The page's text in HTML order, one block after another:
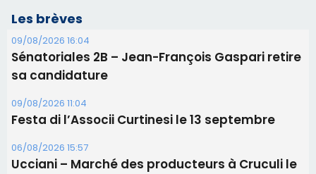
06/08/2026 15:57
Ucciani – Marché des producteurs à Cruculi le
11 août
06/08/2026 15:25
Corte – L’association A Nuciola organise une
projection sous les étoiles
06/08/2026 15:04
Alata - Soirée Tango Argentin au stade de San